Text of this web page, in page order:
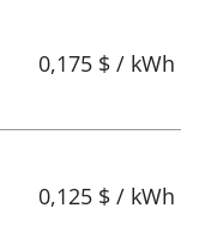
0,175 $ / kWh
0,125 $ / kWh